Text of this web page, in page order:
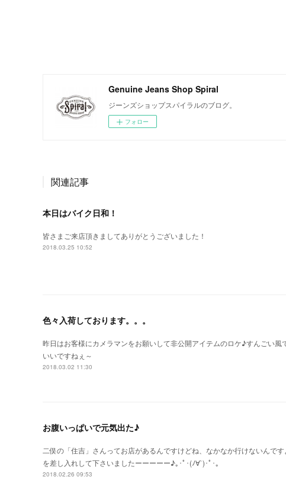
Genuine Jeans Shop Spiral
ジーンズショップスパイラルのブログ。
フォロー
関連記事
本日はバイク日和！
皆さまご来店頂きましてありがとうございました！
2018.03.25 10:52
色々入荷しております。。。
昨日はお客様にカメラマンをお願いして非公開アイテムのロケ♪すんごい
いいですねぇ～
2018.03.02 11:30
お腹いっぱいで元気出た♪
二俣の「住吉」さんってお店があるんですけどね、なかなか行けないんで
を差し入れして下さいましたーーーーー♪｡･ﾟ･(ﾉ∀`)･ﾟ･｡
2018.02.26 09:53